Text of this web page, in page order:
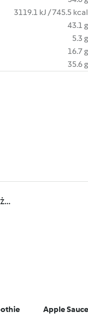
3119.1 kJ / 745.5 kcal
43.1 g
5.3 g
16.7 g
35.6 g
Apple